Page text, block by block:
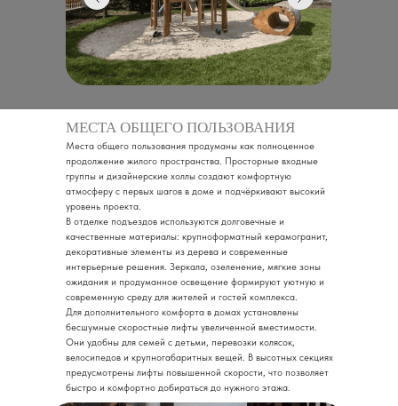
Места общего пользования продуманы как полноценное
продолжение жилого пространства. Просторные входные
группы и дизайнерские холлы создают комфортную
атмосферу с первых шагов в доме и подчёркивают высокий
уровень проекта.
В отделке подъездов используются долговечные и
качественные материалы: крупноформатный керамогранит,
декоративные элементы из дерева и современные
интерьерные решения. Зеркала, озеленение, мягкие зоны
ожидания и продуманное освещение формируют уютную и
современную среду для жителей и гостей комплекса.
Для дополнительного комфорта в домах установлены
бесшумные скоростные лифты увеличенной вместимости.
Они удобны для семей с детьми, перевозки колясок,
велосипедов и крупногабаритных вещей. В высотных секциях
предусмотрены лифты повышенной скорости, что позволяет
быстро и комфортно добираться до нужного этажа.
МЕСТА ОБЩЕГО ПОЛЬЗОВАНИЯ